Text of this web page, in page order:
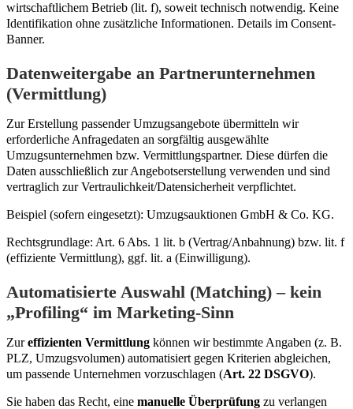
wirtschaftlichem Betrieb (lit. f), soweit technisch notwendig. Keine
Identifikation ohne zusätzliche Informationen. Details im Consent-
Banner.
Datenweitergabe an Partnerunternehmen
(Vermittlung)
Zur Erstellung passender Umzugsangebote übermitteln wir
erforderliche Anfragedaten an sorgfältig ausgewählte
Umzugsunternehmen bzw. Vermittlungspartner. Diese dürfen die
Daten ausschließlich zur Angebotserstellung verwenden und sind
vertraglich zur Vertraulichkeit/Datensicherheit verpflichtet.
Beispiel (sofern eingesetzt): Umzugsauktionen GmbH & Co. KG.
Rechtsgrundlage: Art. 6 Abs. 1 lit. b (Vertrag/Anbahnung) bzw. lit. f
(effiziente Vermittlung), ggf. lit. a (Einwilligung).
Automatisierte Auswahl (Matching) – kein
„Profiling“ im Marketing-Sinn
Zureffizienten Vermittlung können wir bestimmte Angaben (z. B.
PLZ, Umzugsvolumen) automatisiert gegen Kriterien abgleichen,
um passende Unternehmen vorzuschlagen (Art. 22 DSGVO).
Sie haben das Recht, eine manuelle Überprüfung zu verlangen